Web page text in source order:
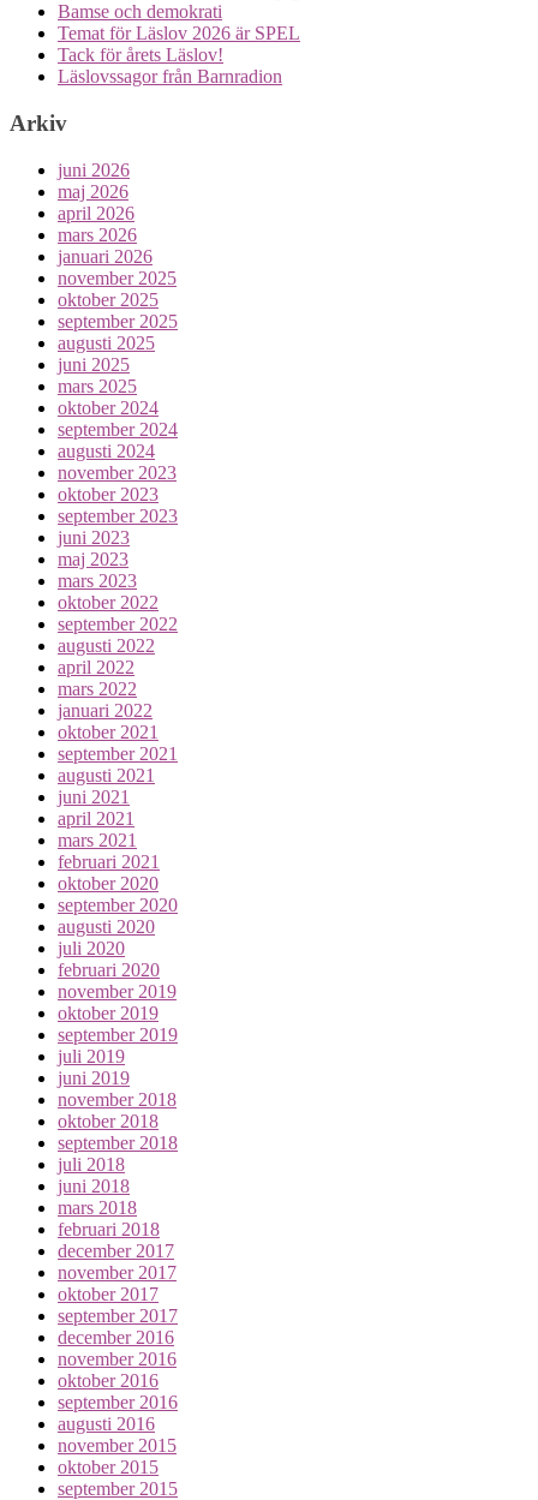
Bamse och demokrati
Temat för Läslov 2026 är SPEL
Tack för årets Läslov!
Läslovssagor från Barnradion
Arkiv
juni 2026
maj 2026
april 2026
mars 2026
januari 2026
november 2025
oktober 2025
september 2025
augusti 2025
juni 2025
mars 2025
oktober 2024
september 2024
augusti 2024
november 2023
oktober 2023
september 2023
juni 2023
maj 2023
mars 2023
oktober 2022
september 2022
augusti 2022
april 2022
mars 2022
januari 2022
oktober 2021
september 2021
augusti 2021
juni 2021
april 2021
mars 2021
februari 2021
oktober 2020
september 2020
augusti 2020
juli 2020
februari 2020
november 2019
oktober 2019
september 2019
juli 2019
juni 2019
november 2018
oktober 2018
september 2018
juli 2018
juni 2018
mars 2018
februari 2018
december 2017
november 2017
oktober 2017
september 2017
december 2016
november 2016
oktober 2016
september 2016
augusti 2016
november 2015
oktober 2015
september 2015